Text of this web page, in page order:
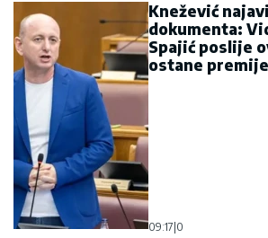
Knežević
dokumenta:
Spajić poslije
ostane
09:17 0